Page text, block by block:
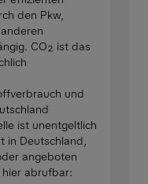
den Pkw,
CO₂ ist das
und
ist unentgeltlich
in Deutschland,
angeboten
abrufbar: